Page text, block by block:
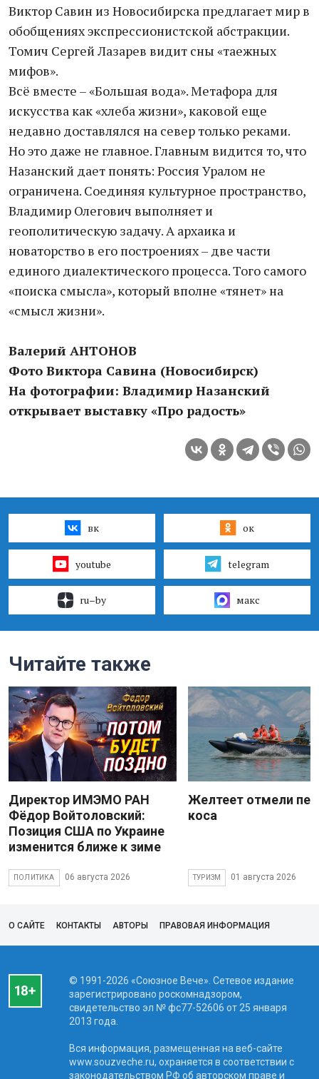
Виктор Савин из Новосибирска предлагает мир в
обобщениях экспрессионистской абстракции.
Томич Сергей Лазарев видит сны «таежных
мифов».
Всё вместе – «Большая вода». Метафора для
искусства как «хлеба жизни», каковой еще
недавно доставлялся на север только реками.
Но это даже не главное. Главным видится то, что
Назанский дает понять: Россия Уралом не
ограничена. Соединяя культурное пространство,
Владимир Олегович выполняет и
геополитическую задачу. А архаика и
новаторство в его построениях – две части
единого диалектического процесса. Того самого
«поиска смысла», который вполне «тянет» на
«смысл жизни».
Валерий АНТОНОВ
Фото Виктора Савина (Новосибирск)
На фотографии: Владимир Назанский
открывает выставку «Про радость»
вк ок
youtube telegram
ru–by макс
Читайте также
Директор ИМЭМО РАН
Фёдор Войтоловский:
Позиция США по Украине
изменится ближе к зиме
ПОЛИТИКА 06 августа 2026
Желтеет отмели
коса
ТУРИЗМ 01 августа 2026
О САЙТЕ КОНТАКТЫ АВТОРЫ ПРАВОВАЯ ИНФОРМАЦИЯ
© 1991-2026 «Союзное Вече». Сетевое издание
зарегистрировано роскомнадзором,
свидетельство эл № фc77-52606 от 25 января
2013 года.
Вся информация, размещенная на веб-сайте
www.souzveche.ru, охраняется в соответствии с
законодательством РФ об авторском праве и